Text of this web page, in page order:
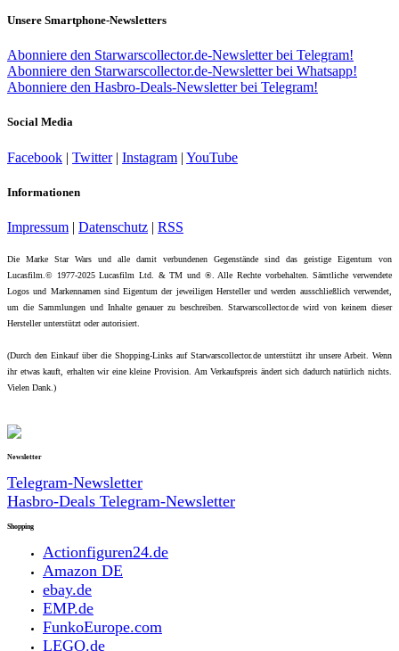
Unsere Smartphone-Newsletters
Abonniere den Starwarscollector.de-Newsletter bei Telegram!
Abonniere den Starwarscollector.de-Newsletter bei Whatsapp!
Abonniere den Hasbro-Deals-Newsletter bei Telegram!
Social Media
Facebook | Twitter| Instagram | YouTube
Informationen
Impressum | Datenschutz | RSS
Die Marke Star Wars und alle damit verbundenen Gegenstände sind das geistige Eigentum von
Lucasfilm.© 1977-2025 Lucasfilm Ltd. & TM und ®. Alle Rechte vorbehalten. Sämtliche verwendete
Logos und Markennamen sind Eigentum der jeweiligen Hersteller und werden ausschließlich verwendet,
um die Sammlungen und Inhalte genauer zu beschreiben. Starwarscollector.de wird von keinem dieser
Hersteller unterstützt oder autorisiert.
(Durch den Einkauf über die Shopping-Links auf Starwarscollector.de unterstützt ihr unsere Arbeit. Wenn
ihr etwas kauft, erhalten wir eine kleine Provision. Am Verkaufspreis ändert sich dadurch natürlich nichts.
Vielen Dank.)
Newsletter
Telegram-Newsletter
Hasbro-Deals Telegram-Newsletter
Shopping
Actionfiguren24.de
Amazon DE
ebay.de
EMP.de
FunkoEurope.com
LEGO.de